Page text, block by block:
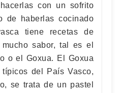
con un sofrito
de haberlas cocinado
tiene recetas de
sabor, tal es el
o el Goxua. El Goxua
del País Vasco,
se trata de un pastel